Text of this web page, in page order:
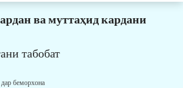
ва муттаҳид кардани
табобат
беморхона